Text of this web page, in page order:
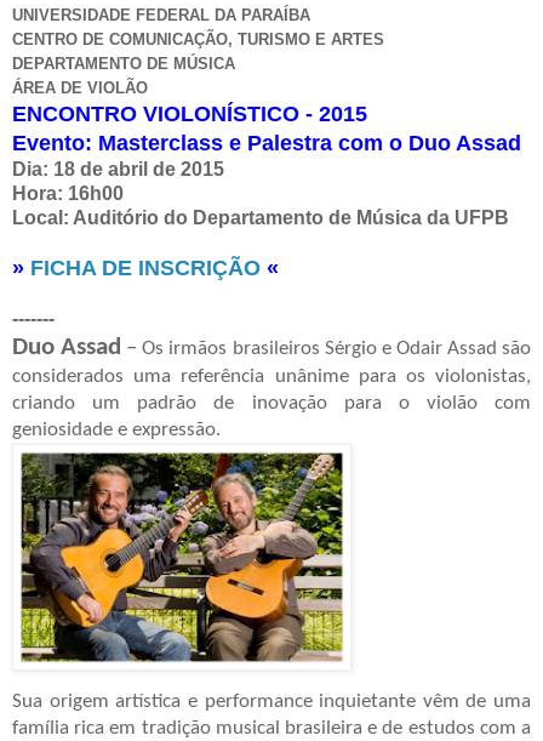
UNIVERSIDADE FEDERAL DA PARAÍBA
CENTRO DE COMUNICAÇÃO, TURISMO E ARTES
DEPARTAMENTO DE MÚSICA
ÁREA DE VIOLÃO
ENCONTRO VIOLONÍSTICO - 2015
Evento: Masterclass e Palestra com o Duo Assad
Dia: 18 de abril de 2015
Hora: 16h00
Local: Auditório do Departamento de Música da UFPB
» FICHA DE INSCRIÇÃO «
-------
Duo Assad –Os irmãos brasileiros Sérgio e Odair Assad são
considerados uma referência unânime para os violonistas,
criando um padrão de inovação para o violão com
geniosidade e expressão.
Sua origem artística e performance inquietante vêm de uma
família rica em tradição musical brasileira e de estudos com a